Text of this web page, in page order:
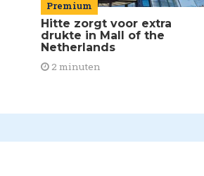
Premium
Hitte zorgt voor extra
drukte in Mall of the
Netherlands
2 minuten